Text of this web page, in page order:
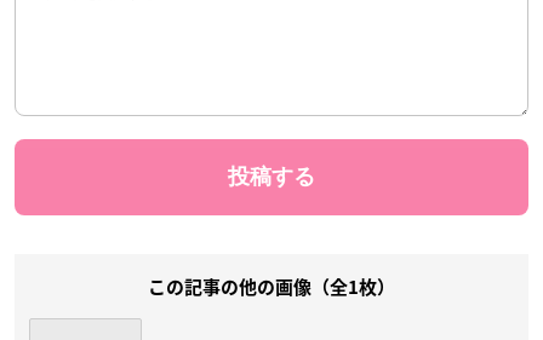
この記事の他の画像（全1枚）